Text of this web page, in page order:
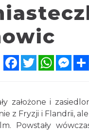
FacebookTwitter
założone i
z Fryzji i Flandrii,
Powstały